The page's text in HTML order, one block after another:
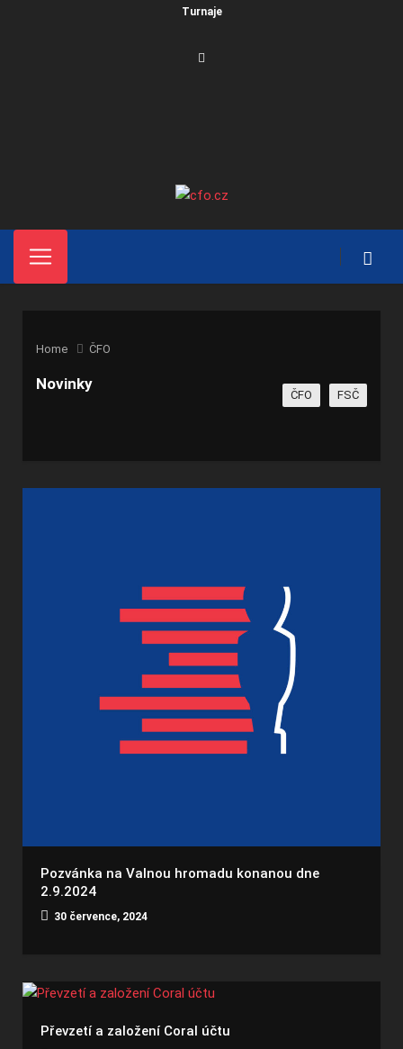
Turnaje
Home ČFO
Novinky
ČFO FSČ
Pozvánka na Valnou hromadu konanou dne
2.9.2024
30 července, 2024
Převzetí a založení Coral účtu